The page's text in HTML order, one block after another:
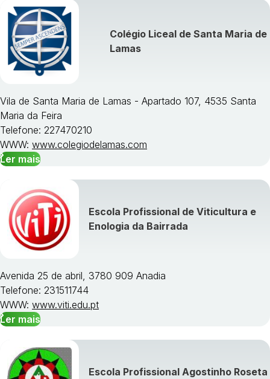
Colégio Liceal de Santa Maria de
Lamas
Vila de Santa Maria de Lamas - Apartado 107, 4535 Santa
Maria da Feira
Telefone: 227470210
WWW: www.colegiodelamas.com
Ler mais
Escola Profissional de Viticultura e
Enologia da Bairrada
Avenida 25 de abril, 3780 909 Anadia
Telefone: 231511744
WWW: www.viti.edu.pt
Ler mais
Escola Profissional Agostinho Roseta